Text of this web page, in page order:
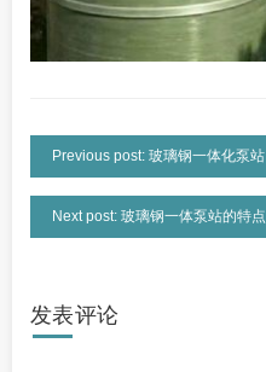
Previous post: 玻璃钢一体化泵站
Next post: 玻璃钢一体泵站的特点
发表评论